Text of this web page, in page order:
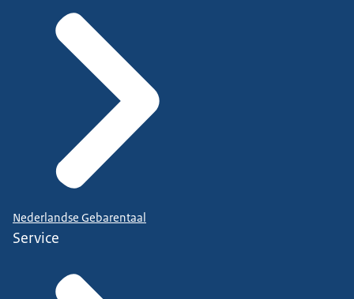
Nederlandse Gebarentaal
Service